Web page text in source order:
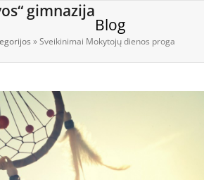
gimnazija
Blog
»Sveikinimai Mokytojų dienos proga